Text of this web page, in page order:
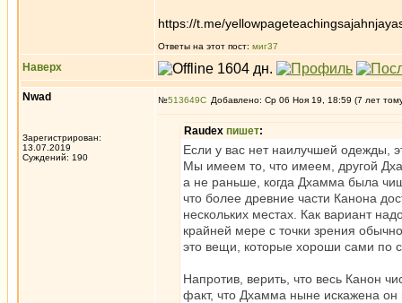
https://t.me/
Ответы на этот пост: миг37
Наверх
Nwad
Зарегистрирован:
13.07.2019
Суждений: 190
№513649 Добавлено: Ср 06 Ноя 19, 18:59 (7 лет
Raudex пишет:
Если у вас нет наилучшей одежды,
Мы имеем то, что имеем, другой
а не раньше, когда Дхамма была
что более древние части Канона
нескольких местах. Как вариант
крайней мере с точки зрения
это вещи, которые хороши сами по
Напротив, верить, что весь Канон
факт, что Дхамма ныне искажена